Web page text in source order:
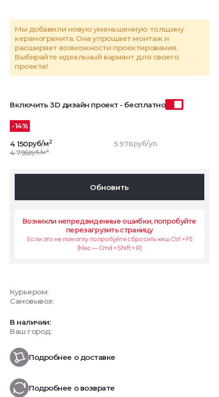
Мы добавили новую уменьшенную толщину
керамогранита. Она упрощает монтаж и
расширяет возможности проектирования.
Выбирайте идеальный вариант для своего
проекта!
Включить 3D дизайн проект - бесплатно
-14%
4 150руб/м2
4 795руб/м2
5 976руб/уп.
Обновить
Возникли непредвиденные ошибки, попробуйте
перезагрузить страницу
Если это не помоглу попробуйте сбросить кеш Ctrl + F5
(Mac — Cmd + Shift + R)
Курьером:
Самовывоз:
В наличии:
Ваш город:
Подробнее о доставке
Подробнее о возврате